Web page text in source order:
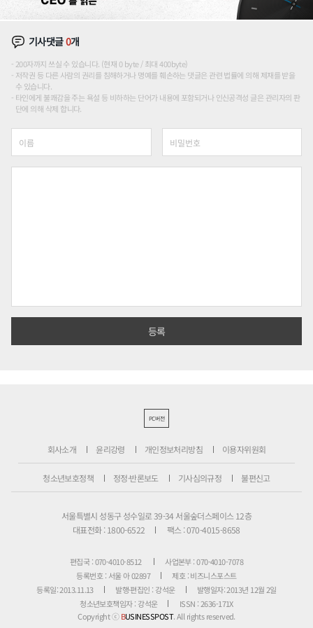
기사댓글0개
200자까지 쓰실 수 있습니다. (현재 0 byte / 최대 400byte)
저작권 등 다른 사람의 권리를 침해하거나 명예를 훼손하는 댓글은 관련 법률에 의해 제재를 받을
수 있습니다.
타인에게 불쾌감을 주는 욕설 등 비하하는 단어가 내용에 포함되거나 인신공격성 글은 관리자의 판
단에 의해 삭제 합니다.
PC버전
회사소개 윤리강령 개인정보처리방침 이용자위원회
청소년보호정책 정정·반론보도 기사심의규정 불편신고
서울특별시 성동구 성수일로 39-34 서울숲더스페이스 12층
대표전화 : 1800-6522
팩스 : 070-4015-8658
편집국 : 070-4010-8512
사업본부 : 070-4010-7078
등록번호 : 서울 아 02897
제호 : 비즈니스포스트
등록일: 2013.11.13
발행·편집인 : 강석운
발행일자: 2013년 12월 2일
청소년보호책임자 : 강석운
ISSN : 2636-171X
Copyright ⓒBUSINESSPOST. All rights reserved.